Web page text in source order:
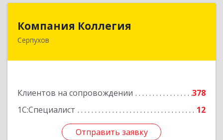
Компания Коллегия
Серпухов
Клиентов на сопровождении
378
1С:Специалист
12
Отправить заявку
142211, Московская обл, Серпухов г, Оборонная
Отправить заявку